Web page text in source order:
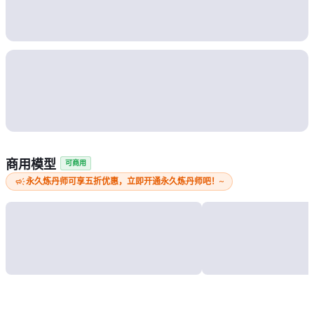
商用模型 可商用
campaign永久炼丹师可享五折优惠，立即开通永久炼丹师吧！~